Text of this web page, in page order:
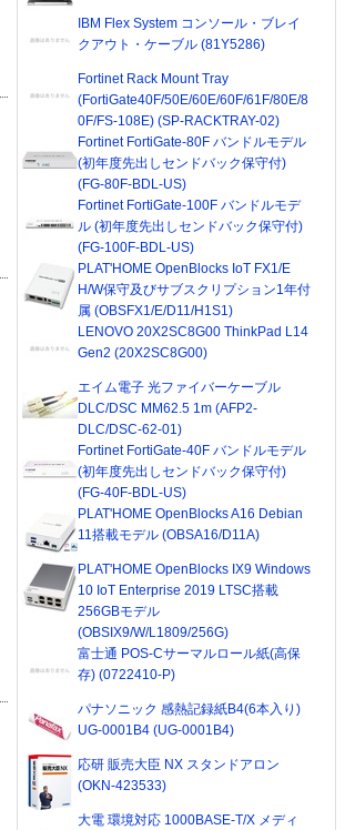
IBM Flex System コンソール・ブレイ
クアウト・ケーブル (81Y5286)
Fortinet Rack Mount Tray
(FortiGate40F/50E/60E/60F/61F/80E/8
0F/FS-108E) (SP-RACKTRAY-02)
Fortinet FortiGate-80F バンドルモデル
(初年度先出しセンドバック保守付)
(FG-80F-BDL-US)
Fortinet FortiGate-100F バンドルモデ
ル (初年度先出しセンドバック保守付)
(FG-100F-BDL-US)
PLAT'HOME OpenBlocks IoT FX1/E
H/W保守及びサブスクリプション1年付
属 (OBSFX1/E/D11/H1S1)
LENOVO 20X2SC8G00 ThinkPad L14
Gen2 (20X2SC8G00)
エイム電子 光ファイバーケーブル
DLC/DSC MM62.5 1m (AFP2-
DLC/DSC-62-01)
Fortinet FortiGate-40F バンドルモデル
(初年度先出しセンドバック保守付)
(FG-40F-BDL-US)
PLAT'HOME OpenBlocks A16 Debian
11搭載モデル (OBSA16/D11A)
PLAT'HOME OpenBlocks IX9 Windows
10 IoT Enterprise 2019 LTSC搭載
256GBモデル
(OBSIX9/W/L1809/256G)
富士通 POS-Cサーマルロール紙(高保
存) (0722410-P)
パナソニック 感熱記録紙B4(6本入り)
UG-0001B4 (UG-0001B4)
応研 販売大臣 NX スタンドアロン
(OKN-423533)
大電 環境対応 1000BASE-T/X メディ